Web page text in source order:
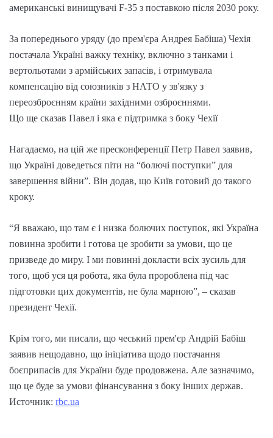
американські винищувачі F-35 з поставкою після 2030 року.
За попереднього уряду (до прем'єра Андрея Бабіша) Чехія
постачала Україні важку техніку, включно з танками і
вертольотами з армійських запасів, і отримувала
компенсацію від союзників з НАТО у зв'язку з
переозброєнням країни західними озброєннями.
Що ще сказав Павел і яка є підтримка з боку Чехії
Нагадаємо, на цій же пресконференції Петр Павел заявив,
що Україні доведеться піти на “болючі поступки” для
завершення війни”. Він додав, що Київ готовий до такого
кроку.
“Я вважаю, що там є і низка болючих поступок, які Україна
повинна зробити і готова це зробити за умови, що це
призведе до миру. І ми повинні докласти всіх зусиль для
того, щоб уся ця робота, яка була пророблена під час
підготовки цих документів, не була марною”, – сказав
президент Чехії.
Крім того, ми писали, що чеський прем'єр Андрій Бабіш
заявив нещодавно, що ініціатива щодо постачання
боєприпасів для України буде продовжена. Але зазначимо,
що це буде за умови фінансування з боку інших держав.
Источник: rbc.ua